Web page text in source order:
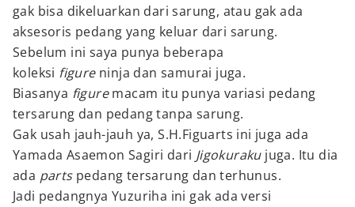
gak bisa dikeluarkan dari sarung, atau gak ada
aksesoris pedang yang keluar dari sarung.
Sebelum ini saya punya beberapa
koleksi figure ninja dan samurai juga.
Biasanya figuremacam itu punya variasi pedang
tersarung dan pedang tanpa sarung.
Gak usah jauh-jauh ya, S.H.Figuarts ini juga ada
Yamada Asaemon Sagiri dari Jigokuraku juga. Itu dia
ada parts pedang tersarung dan terhunus.
Jadi pedangnya Yuzuriha ini gak ada versi